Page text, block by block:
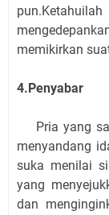
memikirkan
4.Penyabar
Pria yang
menyandang
suka menilai
yang
dan